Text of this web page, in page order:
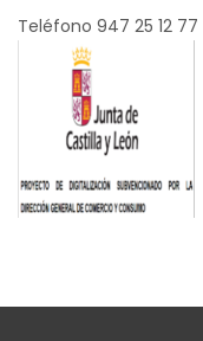
Teléfono 947 25 12 77